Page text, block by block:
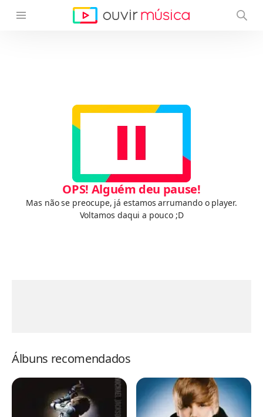
OPS! Alguém deu pause!
Mas não se preocupe, já estamos arrumando o player.
Voltamos daqui a pouco ;D
Álbuns recomendados